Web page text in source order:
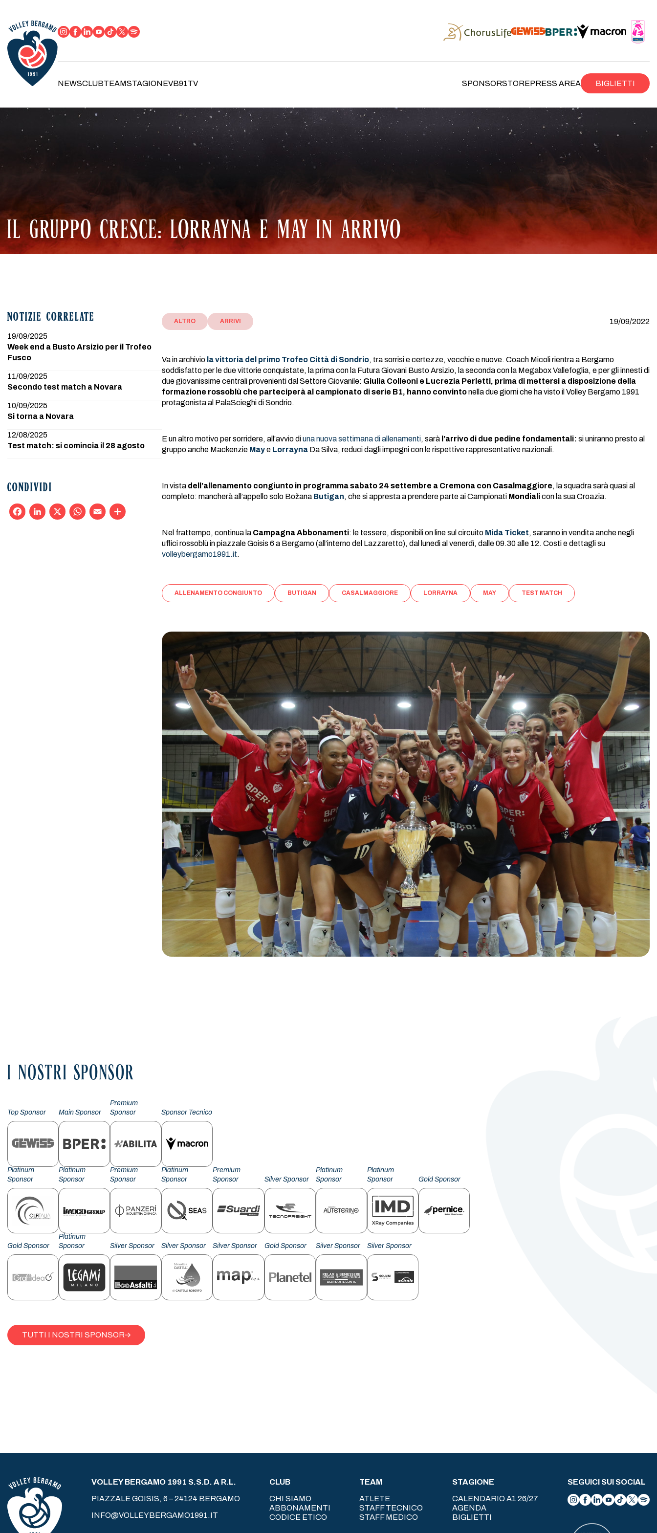
NEWSCLUBTEAMSTAGIONEVB91TV SPONSORSTOREPRESS AREA BIGLIETTI
IL GRUPPO CRESCE: LORRAYNA E MAY IN ARRIVO
NOTIZIE CORRELATE
19/09/2025
Week end a Busto Arsizio per il Trofeo
Fusco
11/09/2025
Secondo test match a Novara
10/09/2025
Si torna a Novara
12/08/2025
Test match: si comincia il 28 agosto
CONDIVIDI
ALTRO ARRIVI 19/09/2022
Va in archivio la vittoria del primo Trofeo Città di Sondrio, tra sorrisi e certezze, vecchie e nuove. Coach Micoli rientra a Bergamo
soddisfatto per le due vittorie conquistate, la prima con la Futura Giovani Busto Arsizio, la seconda con la Megabox Vallefoglia, e per gli innesti di
due giovanissime centrali provenienti dal Settore Giovanile: Giulia Colleoni e Lucrezia Perletti, prima di mettersi a disposizione della
formazione rossoblù che parteciperà al campionato di serie B1, hanno convintonella due giorni che ha visto il Volley Bergamo 1991
protagonista al PalaScieghi di Sondrio.
E un altro motivo per sorridere, all’avvio diuna nuova settimana di allenamenti, sarà l’arrivo di due pedine fondamentali: si uniranno presto al
gruppo anche Mackenzie Maye LorraynaDa Silva, reduci dagli impegni con le rispettive rappresentative nazionali.
In vista dell’allenamento congiunto in programma sabato 24 settembre a Cremona con Casalmaggiore, la squadra sarà quasi al
completo: mancherà all’appello solo Božana Butigan, che si appresta a prendere parte ai Campionati Mondialicon la sua Croazia.
Nel frattempo, continua la Campagna Abbonamenti: le tessere, disponibili on line sul circuito Mida Ticket, saranno in vendita anche negli
uffici rossoblù in piazzale Goisis 6 a Bergamo (all’interno del Lazzaretto), dal lunedì al venerdì, dalle 09.30 alle 12. Costi e dettagli su
volleybergamo1991.it.
ALLENAMENTO CONGIUNTO BUTIGAN CASALMAGGIORE LORRAYNA MAY TEST MATCH
I NOSTRI SPONSOR
Top Sponsor Main Sponsor
Premium
Sponsor
Sponsor Tecnico
Platinum
Sponsor
Platinum
Sponsor
Premium
Sponsor
Platinum
Sponsor
Premium
Sponsor
Silver Sponsor
Platinum
Sponsor
Platinum
Sponsor
Gold Sponsor
Gold Sponsor
Platinum
Sponsor
Silver Sponsor Silver Sponsor Silver Sponsor Gold Sponsor Silver Sponsor Silver Sponsor
TUTTI I NOSTRI SPONSOR
VOLLEY BERGAMO 1991 S.S.D. A R.L.
PIAZZALE GOISIS, 6 – 24124 BERGAMO
INFO@VOLLEYBERGAMO1991.IT
CLUB
CHI SIAMO
ABBONAMENTI
CODICE ETICO
TEAM
ATLETE
STAFF TECNICO
STAFF MEDICO
STAGIONE
CALENDARIO A1 26/27
AGENDA
BIGLIETTI
SEGUICI SUI SOCIAL